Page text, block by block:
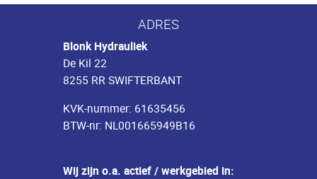
ADRES
Blonk Hydrauliek
De Kil 22
8255 RR SWIFTERBANT
KVK-nummer: 61635456
BTW-nr: NL001665949B16
Wij zijn o.a. actief / werkgebied in: